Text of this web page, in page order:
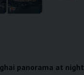
panorama at night